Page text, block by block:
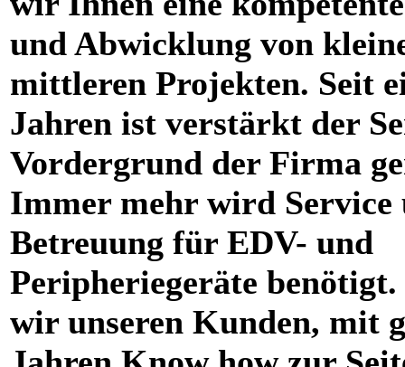
und Abwicklung von
mittleren Projekten. Seit
Jahren ist verstärkt der
Vordergrund der Firma
Immer mehr wird Service
Betreuung für EDV- und
Peripheriegeräte
wir unseren Kunden, mit